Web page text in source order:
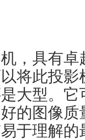
，具有
将此投
大型。
的图像
于理解